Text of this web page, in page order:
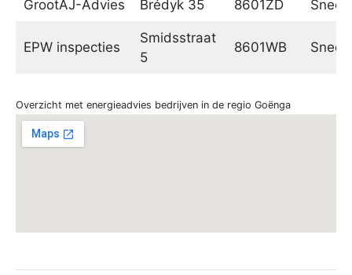
GrootAJ-Advies Brédyk 35 8601ZD Sneek
EPW inspecties
Smidsstraat
5
8601WB Sneek
Overzicht met energieadvies bedrijven in de regio Goënga